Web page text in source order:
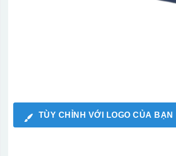
TÙY CHỈNH VỚI LOGO CỦA BẠN